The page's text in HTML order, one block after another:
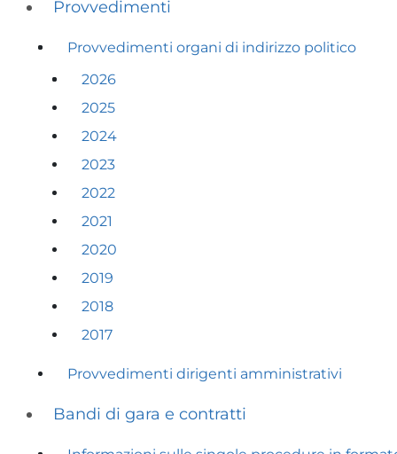
Provvedimenti
Provvedimenti organi di indirizzo politico
2026
2025
2024
2023
2022
2021
2020
2019
2018
2017
Provvedimenti dirigenti amministrativi
Bandi di gara e contratti